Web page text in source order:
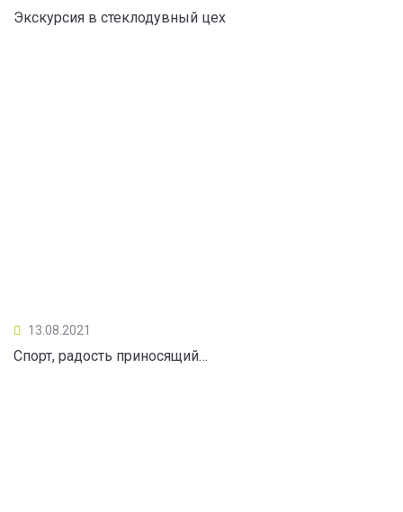
Экскурсия в стеклодувный цех
13.08.2021
Спорт, радость приносящий…